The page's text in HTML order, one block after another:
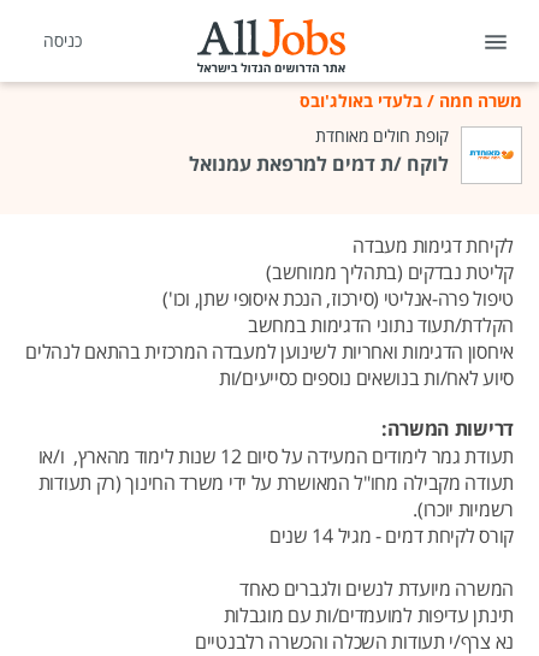
כניסה
משרה חמה / בלעדי באולג'ובס
קופת חולים מאוחדת
לוקח /ת דמים למרפאת עמנואל
לקיחת דגימות מעבדה
קליטת נבדקים (בתהליך ממוחשב)
טיפול פרה-אנליטי (סירכוז, הנכת איסופי שתן, וכו')
הקלדת/תעוד נתוני הדגימות במחשב
איחסון הדגימות ואחריות לשינוען למעבדה המרכזית בהתאם לנהלים
סיוע לאח/ות בנושאים נוספים כסייעים/ות
דרישות המשרה:
תעודת גמר לימודים המעידה על סיום 12 שנות לימוד מהארץ, ו/או
תעודה מקבילה מחו"ל המאושרת על ידי משרד החינוך (רק תעודות
רשמיות יוכרו).
קורס לקיחת דמים - מגיל 14 שנים
המשרה מיועדת לנשים ולגברים כאחד
תינתן עדיפות למועמדים/ות עם מוגבלות
נא צרף/י תעודות השכלה והכשרה רלבנטיים